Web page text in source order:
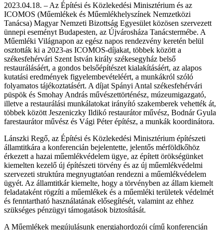
2023.04.18. – Az Építési és Közlekedési Minisztérium és az
ICOMOS (Műemlékek és Műemlékhelyszínek Nemzetközi
Tanácsa) Magyar Nemzeti Bizottság Egyesület közösen szervezett
ünnepi eseményt Budapesten, az Újvárosháza Tanácstermébe. A
Műemléki Világnapon az egész napos rendezvény keretén belül
osztották ki a 2023-as ICOMOS-díjakat, többek között a
székesfehérvári Szent István király székesegyház belső
restaurálásáért, a gondos belsőépítészet kialakításáért, az alapos
kutatási eredmények figyelembevételéért, a munkákról szóló
folyamatos tájékoztatásért. A díjat Spányi Antal székesfehérvári
püspök és Smohay András művészettörténész, múzeumigazgató,
illetve a restaurálási munkálatokat irányító szakemberek vehették át,
többek között Jeszeniczky Ildikó restaurátor művész, Bodnár Gyula
farestaurátor művész és Vági Péter építész, a munkák koordinátora.
Lánszki Regő, az Építési és Közlekedési Minisztérium építészeti
államtitkára a konferencián bejelentette, jelentős mérföldkőhöz
érkezett a hazai műemlékvédelem ügye, az épített örökségünket
kiemelten kezelő új építészeti törvény és az új műemlékvédelmi
szervezeti struktúra megnyugtatóan rendezni a műemlékvédelem
ügyét. Az államtitkár kiemelte, hogy a törvényben az állam kiemelt
feladataként rögzíti a műemlékek és a műemléki területek védelmét
és fenntartható használatának elősegítését, valamint az ehhez
szükséges pénzügyi támogatások biztosítását.
A Műemlékek megújulásunk energiahordozói című konferencián